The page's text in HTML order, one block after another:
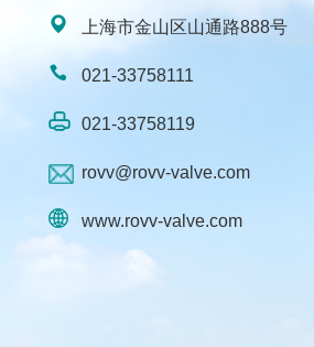
上海市金山区山通路888号
021-33758111
021-33758119
rovv@rovv-valve.com
www.rovv-valve.com